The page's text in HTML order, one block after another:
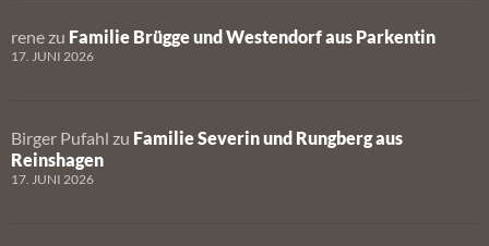
rene zu Familie Brügge und Westendorf aus Parkentin
17. JUNI 2026
Birger Pufahl zu Familie Severin und Rungberg aus
Reinshagen
17. JUNI 2026